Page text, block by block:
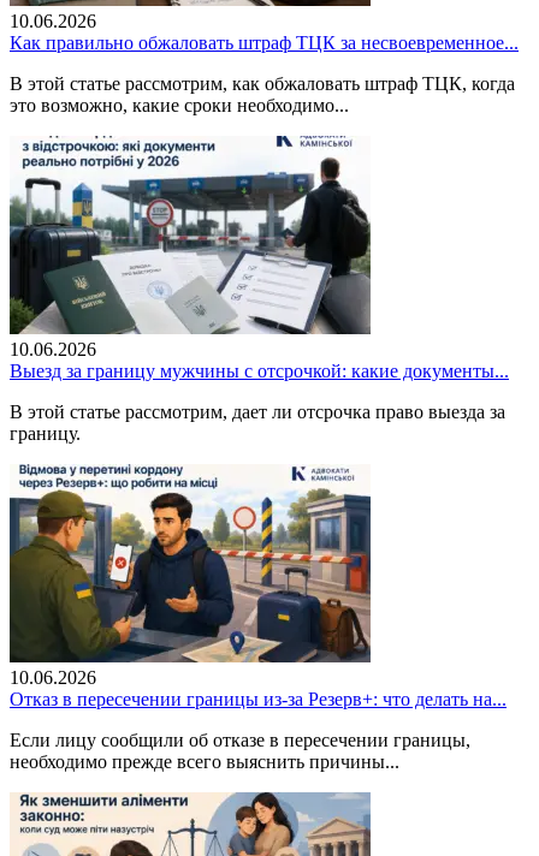
10.06.2026
Как правильно обжаловать штраф ТЦК за несвоевременное...
В этой статье рассмотрим, как обжаловать штраф ТЦК, когда
это возможно, какие сроки необходимо...
10.06.2026
Выезд за границу мужчины с отсрочкой: какие документы...
В этой статье рассмотрим, дает ли отсрочка право выезда за
границу.
10.06.2026
Отказ в пересечении границы из-за Резерв+: что делать на...
Если лицу сообщили об отказе в пересечении границы,
необходимо прежде всего выяснить причины...